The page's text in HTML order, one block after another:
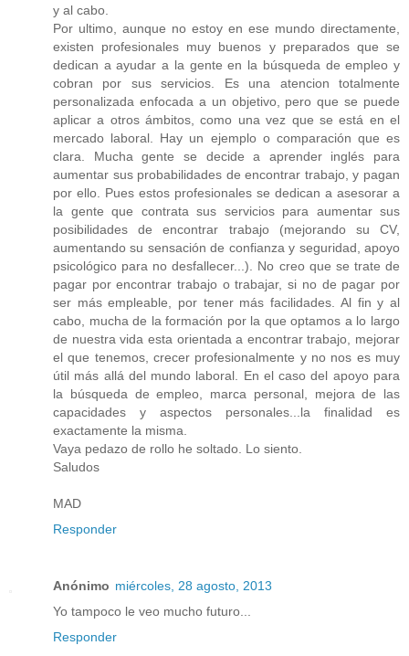
y al cabo.
Por ultimo, aunque no estoy en ese mundo directamente,
existen profesionales muy buenos y preparados que se
dedican a ayudar a la gente en la búsqueda de empleo y
cobran por sus servicios. Es una atencion totalmente
personalizada enfocada a un objetivo, pero que se puede
aplicar a otros ámbitos, como una vez que se está en el
mercado laboral. Hay un ejemplo o comparación que es
clara. Mucha gente se decide a aprender inglés para
aumentar sus probabilidades de encontrar trabajo, y pagan
por ello. Pues estos profesionales se dedican a asesorar a
la gente que contrata sus servicios para aumentar sus
posibilidades de encontrar trabajo (mejorando su CV,
aumentando su sensación de confianza y seguridad, apoyo
psicológico para no desfallecer...). No creo que se trate de
pagar por encontrar trabajo o trabajar, si no de pagar por
ser más empleable, por tener más facilidades. Al fin y al
cabo, mucha de la formación por la que optamos a lo largo
de nuestra vida esta orientada a encontrar trabajo, mejorar
el que tenemos, crecer profesionalmente y no nos es muy
útil más allá del mundo laboral. En el caso del apoyo para
la búsqueda de empleo, marca personal, mejora de las
capacidades y aspectos personales...la finalidad es
exactamente la misma.
Vaya pedazo de rollo he soltado. Lo siento.
Saludos
MAD
Responder
Anónimo miércoles, 28 agosto, 2013
Yo tampoco le veo mucho futuro...
Responder